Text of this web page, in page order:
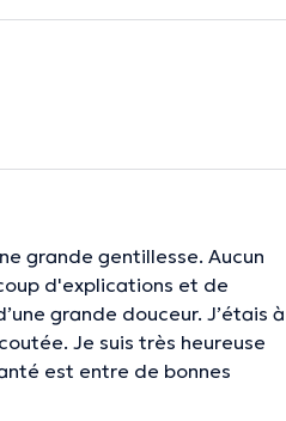
grande gentillesse. Aucun
d'explications et de
grande douceur. J’étais à
Je suis très heureuse
est entre de bonnes